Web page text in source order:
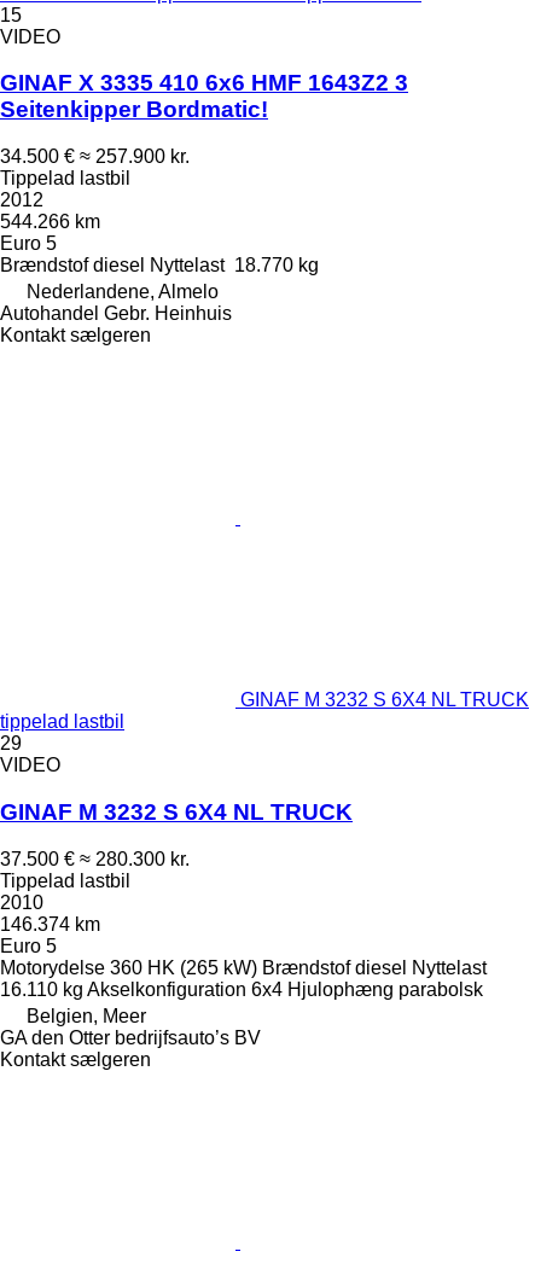
15
VIDEO
GINAF X 3335 410 6x6 HMF 1643Z2 3
Seitenkipper Bordmatic!
34.500 € ≈ 257.900 kr.
Tippelad lastbil
2012
544.266 km
Euro 5
Brændstof diesel Nyttelast 18.770 kg
Nederlandene, Almelo
Autohandel Gebr. Heinhuis
Kontakt sælgeren
GINAF M 3232 S 6X4 NL TRUCK
tippelad lastbil
29
VIDEO
GINAF M 3232 S 6X4 NL TRUCK
37.500 € ≈ 280.300 kr.
Tippelad lastbil
2010
146.374 km
Euro 5
Motorydelse 360 HK (265 kW) Brændstof diesel Nyttelast
16.110 kg Akselkonfiguration 6x4 Hjulophæng parabolsk
Belgien, Meer
GA den Otter bedrijfsauto’s BV
Kontakt sælgeren